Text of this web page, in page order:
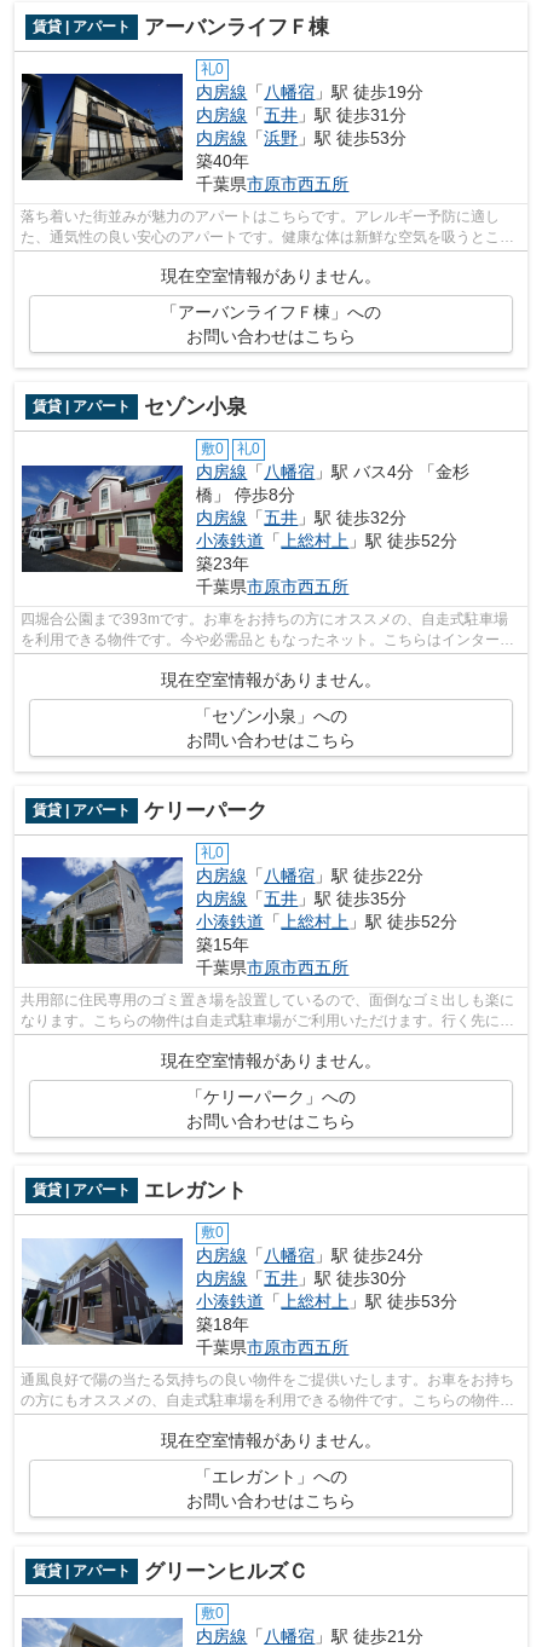
賃貸 | アパート アーバンライフＦ棟
礼0
内房線 「八幡宿 」駅 徒歩19分
内房線 「五井 」駅 徒歩31分
内房線 「浜野 」駅 徒歩53分
築40年
千葉県市原市西五所
落ち着いた街並みが魅力のアパートはこちらです。アレルギー予防に適し
た、通気性の良い安心のアパートです。健康な体は新鮮な空気を吸うところ
から。楽に車の出し入れができる自走式...
現在空室情報がありません。
「アーバンライフＦ棟」への
お問い合わせはこちら
賃貸 | アパート セゾン小泉
敷0 礼0
内房線 「 八幡宿 」駅 バス4分 「金杉
橋」 停歩8分
内房線 「五井 」駅 徒歩32分
小湊鉄道 「 上総村上 」駅 徒歩52分
築23年
千葉県市原市西五所
四堀合公園まで393mです。お車をお持ちの方にオススメの、自走式駐車場
を利用できる物件です。今や必需品ともなったネット。こちらはインターネ
現在空室情報がありません。
「セゾン小泉」への
お問い合わせはこちら
賃貸 | アパート ケリーパーク
礼0
内房線 「 八幡宿 」駅 徒歩22分
内房線 「五井 」駅 徒歩35分
小湊鉄道 「 上総村上 」駅 徒歩52分
築15年
千葉県市原市西五所
共用部に住民専用のゴミ置き場を設置しているので、面倒なゴミ出しも楽に
なります。こちらの物件は自走式駐車場がご利用いただけます。行く先に応
じて経路を選べる、2駅利用可能な物件...
現在空室情報がありません。
「ケリーパーク」への
お問い合わせはこちら
賃貸 | アパート エレガント
敷0
内房線 「八幡宿 」駅 徒歩24分
内房線 「五井 」駅 徒歩30分
小湊鉄道 「上総村上 」駅 徒歩53分
築18年
千葉県市原市西五所
通風良好で陽の当たる気持ちの良い物件をご提供いたします。お車をお持ち
の方にもオススメの、自走式駐車場を利用できる物件です。こちらの物件は
現在空室情報がありません。
「エレガント」への
お問い合わせはこちら
賃貸 | アパート グリーンヒルズＣ
敷0
内房線 「 八幡宿 」駅 徒歩21分